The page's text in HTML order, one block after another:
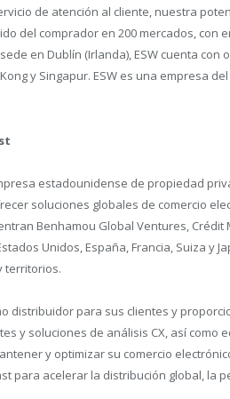
de atención al cliente, nuestra
del comprador en 200 mercados, con
en Dublín (Irlanda), ESW cuenta
y Singapur. ESW es una empresa
estadounidense de propiedad
soluciones globales de comercio
Benhamou Global Ventures, Crédit
Unidos, España, Francia, Suiza y
territorios.
distribuidor para sus clientes y
y soluciones de análisis CX, así
y optimizar su comercio
para acelerar la distribución global, la